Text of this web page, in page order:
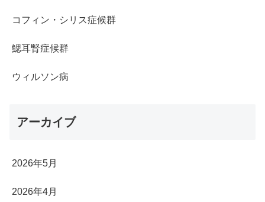
コフィン・シリス症候群
鰓耳腎症候群
ウィルソン病
アーカイブ
2026年5月
2026年4月